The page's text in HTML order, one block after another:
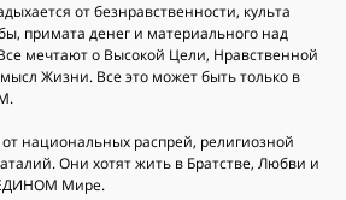
от безнравственности, культа
примата денег и материального над
мечтают о Высокой Цели, Нравственной
Жизни. Все это может быть только в
национальных распрей, религиозной
Они хотят жить в Братстве, Любви и
Мире.